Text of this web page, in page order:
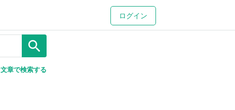
ログイン
search
文章で検索する